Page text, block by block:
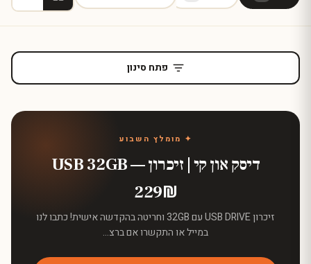
פתח סינון
✦ מומלץ השבוע
דיסק און קי | זיכרון USB 32GB —
229₪
זיכרון USB DRIVE עם 32GB וחריטה בהקדשה אישית! כתבו לנו
במייל או התקשרו אם ברצ…